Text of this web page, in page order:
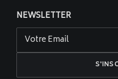
NEWSLETTER